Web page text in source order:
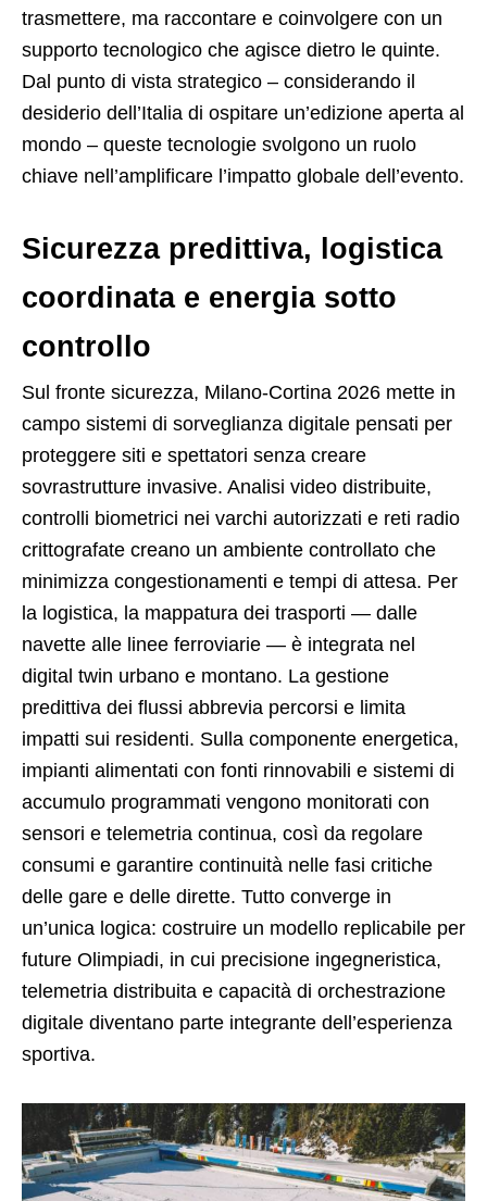
trasmettere, ma raccontare e coinvolgere con un
supporto tecnologico che agisce dietro le quinte.
Dal punto di vista strategico – considerando il
desiderio dell’Italia di ospitare un’edizione aperta al
mondo – queste tecnologie svolgono un ruolo
chiave nell’amplificare l’impatto globale dell’evento.
Sicurezza predittiva, logistica
coordinata e energia sotto
controllo
Sul fronte sicurezza, Milano-Cortina 2026 mette in
campo sistemi di sorveglianza digitale pensati per
proteggere siti e spettatori senza creare
sovrastrutture invasive. Analisi video distribuite,
controlli biometrici nei varchi autorizzati e reti radio
crittografate creano un ambiente controllato che
minimizza congestionamenti e tempi di attesa. Per
la logistica, la mappatura dei trasporti — dalle
navette alle linee ferroviarie — è integrata nel
digital twin urbano e montano. La gestione
predittiva dei flussi abbrevia percorsi e limita
impatti sui residenti. Sulla componente energetica,
impianti alimentati con fonti rinnovabili e sistemi di
accumulo programmati vengono monitorati con
sensori e telemetria continua, così da regolare
consumi e garantire continuità nelle fasi critiche
delle gare e delle dirette. Tutto converge in
un’unica logica: costruire un modello replicabile per
future Olimpiadi, in cui precisione ingegneristica,
telemetria distribuita e capacità di orchestrazione
digitale diventano parte integrante dell’esperienza
sportiva.